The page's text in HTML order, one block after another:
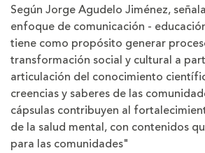
Según Jorge Agudelo Jiménez,
enfoque de comunicación -
tiene como propósito generar
transformación social y cultural a
articulación del conocimiento
creencias y saberes de las
cápsulas contribuyen al
de la salud mental, con contenidos
para las comunidades"